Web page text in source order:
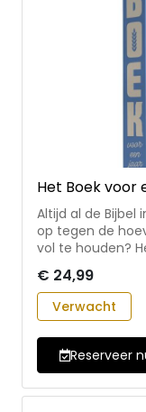
Het Boek voor
Altijd al de Bijbel
op tegen de
vol te houden?
dag het
gehele Nieuwe
Spreuken in 365
biedt een
om de Bijbel te
te lezen. De
bijbeltek¬sten
dagelijkse lezing bestaat uit:
€ 24,99
Verwacht
Reserveer